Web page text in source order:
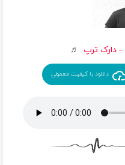
– دارک ترپ ♬
دانلود با کیفیت معمولی